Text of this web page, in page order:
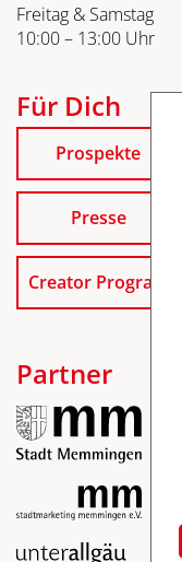
Freitag & Samstag
10:00 – 13:00 Uhr
Für Dich
Prospekte
Presse
Creator Program
Partner